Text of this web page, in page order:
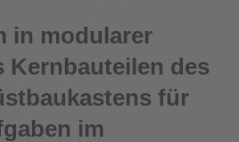
in modularer
Kernbauteilen des
für
im